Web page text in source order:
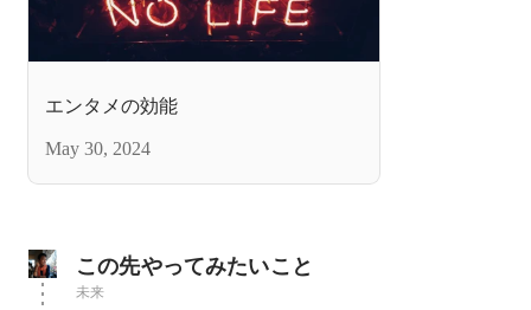
エンタメの効能
May 30, 2024
この先やってみたいこと
未来